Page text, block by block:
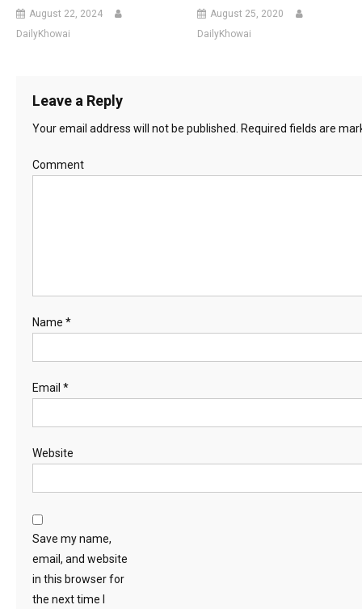
August 22, 2024
DailyKhowai
August 25, 2020
DailyKhowai
Leave a Reply
Your email address will not be published. Required fields are
Comment
Name *
Email *
Website
Save my name,
email, and website
in this browser for
the next time I